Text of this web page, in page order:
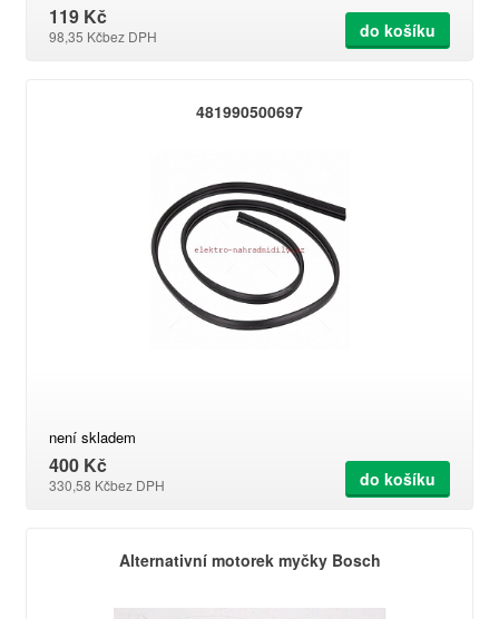
119 Kč
98,35 Kčbez DPH do košíku
481990500697
není skladem
400 Kč
330,58 Kčbez DPH do košíku
Alternativní motorek myčky Bosch